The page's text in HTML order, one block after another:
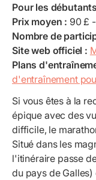
Pour les
Prix moyen : 90 £ -
Nombre de
Site web officiel :
Plans
d'entraînement
Si vous êtes à la
épique avec des
difficile, le
Situé dans les
l'itinéraire passe
du pays de